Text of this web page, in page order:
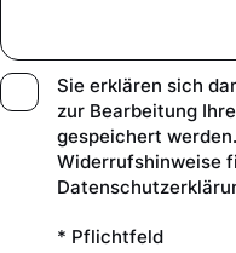
Sie erklären sich
zur Bearbeitung
gespeichert
Widerrufshinweise
* Pflichtfeld